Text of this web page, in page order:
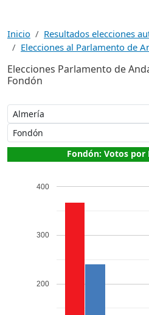
Inicio
Resultados elecciones
Elecciones al Parlamento de
Elecciones Parlamento de
Fondón
Fondón: Votos por
200
300
400